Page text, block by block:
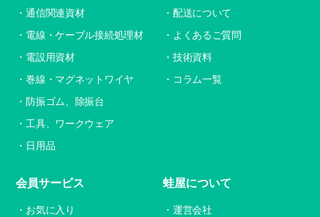
通信関連資材
電線・ケーブル接続処理材
電設用資材
巻線・マグネットワイヤ
防振ゴム、除振台
工具、ワークウェア
日用品
配送について
よくあるご質問
技術資料
コラム一覧
会員サービス
お気に入り
蛙屋について
運営会社